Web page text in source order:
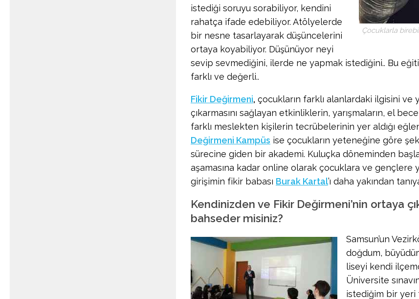
Çocuklarla
istediği soruyu sorabiliyor, kendini
rahatça ifade edebiliyor. Atölyelerde
bir nesne tasarlayarak düşüncelerini
ortaya koyabiliyor. Düşünüyor neyi
sevip sevmediğini, ilerde ne yapmak istediğini.. Bu
farklı ve değerli..
Fikir Değirmeni, çocukların farklı alanlardaki ilgisini ve
çıkarmasını sağlayan etkinliklerin, yarışmaların, el
farklı meslekten kişilerin tecrübelerinin yer aldığı
Değirmeni Kampüs ise çocukların yeteneğine göre
sürecine giden bir akademi. Kuluçka döneminden
aşamasına kadar online olarak çocuklara ve gençlere
girişimin fikir babası Burak Kartal’ı daha yakından
Kendinizden ve Fikir Değirmeni’nin ortaya
bahseder misiniz?
Samsun’un
doğdum,
liseyi kendi
Üniversite
istediğim bir